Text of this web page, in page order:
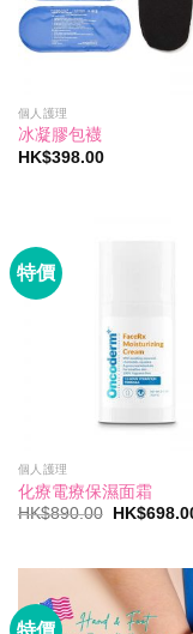
個人護理
冰凝膠包襪
HK$398.00
特價
個人護理
化療電療保濕面霜
HK$890.00
原
HK$890.00
HK$
特價